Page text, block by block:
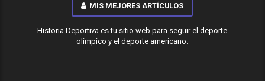
MIS MEJORES ARTÍCULOS
Historia Deportiva es tu sitio web para seguir el deporte
olímpico y el deporte americano.